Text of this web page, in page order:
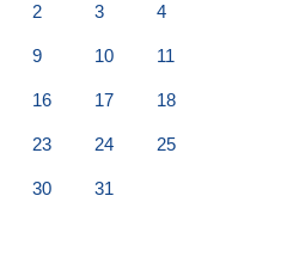
2 3 4
9 10 11
16 17 18
23 24 25
30 31